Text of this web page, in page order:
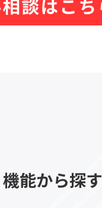
機能から探す